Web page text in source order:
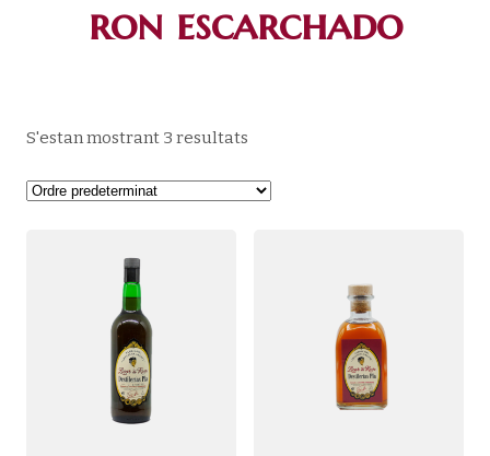
ron escarchado
S'estan mostrant 3 resultats